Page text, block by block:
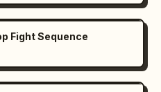
Fight Sequence